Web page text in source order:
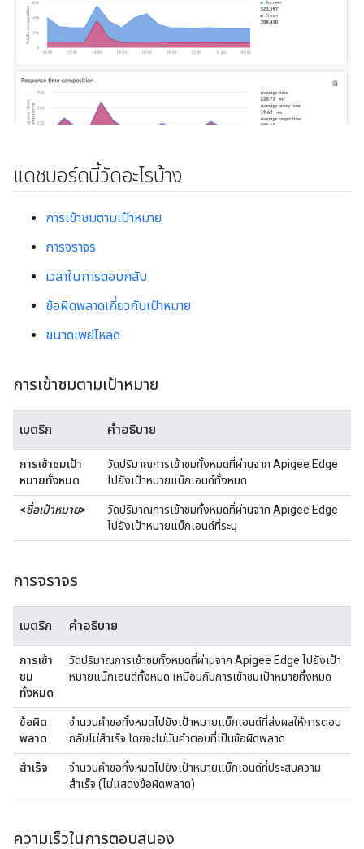
แดชบอร์ดนี้วัดอะไรบ้าง
การเข้าชมตามเป้าหมาย
การจราจร
เวลาในการตอบกลับ
ข้อผิดพลาดเกี่ยวกับเป้าหมาย
ขนาดเพย์โหลด
การเข้าชมตามเป้าหมาย
เมตริก คำอธิบาย
การเข้าชมเป้า
หมายทั้งหมด
วัดปริมาณการเข้าชมทั้งหมดที่ผ่านจาก Apigee Edge
ไปยังเป้าหมายแบ็กเอนด์ทั้งหมด
<ชื่อเป้าหมาย>
วัดปริมาณการเข้าชมทั้งหมดที่ผ่านจาก Apigee Edge
ไปยังเป้าหมายแบ็กเอนด์ที่ระบุ
การจราจร
เมตริก คำอธิบาย
การเข้า
ชม
ทั้งหมด
วัดปริมาณการเข้าชมทั้งหมดที่ผ่านจาก Apigee Edge ไปยังเป้า
หมายแบ็กเอนด์ทั้งหมด เหมือนกับการเข้าชมเป้าหมายทั้งหมด
ข้อผิด
พลาด
จํานวนคําขอทั้งหมดไปยังเป้าหมายแบ็กเอนด์ที่ส่งผลให้การตอบ
กลับไม่สําเร็จ โดยจะไม่นับคำตอบที่เป็นข้อผิดพลาด
สำเร็จ
จํานวนคําขอทั้งหมดไปยังเป้าหมายแบ็กเอนด์ที่ประสบความ
สําเร็จ (ไม่แสดงข้อผิดพลาด)
ความเร็วในการตอบสนอง